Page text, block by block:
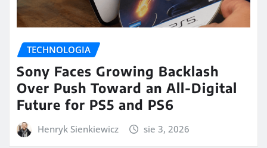
TECHNOLOGIA
Sony Faces Growing Backlash
Over Push Toward an All-Digital
Future for PS5 and PS6
Henryk Sienkiewicz sie 3, 2026